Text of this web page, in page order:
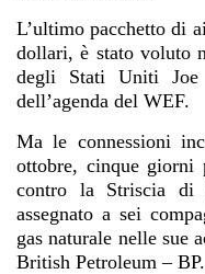
L’ultimo pacchetto di
dollari, è stato voluto
degli Stati Uniti Joe
dell’agenda del WEF.
Ma le connessioni
ottobre, cinque giorni
contro la Striscia di
assegnato a sei
gas naturale nelle sue
British Petroleum – BP.